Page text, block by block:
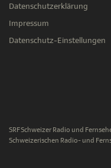
Datenschutzerklärung
Impressum
Datenschutz-Einstellungen
SRF Schweizer Radio und
Schweizerischen Radio- und